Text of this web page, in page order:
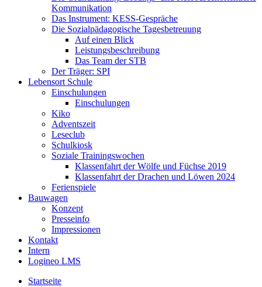
Kommunikation
Das Instrument: KESS-Gespräche
Die Sozialpädagogische Tagesbetreuung
Auf einen Blick
Leistungsbeschreibung
Das Team der STB
Der Träger: SPI
Lebensort Schule
Einschulungen
Einschulungen
Kiko
Adventszeit
Leseclub
Schulkiosk
Soziale Trainingswochen
Klassenfahrt der Wölfe und Füchse 2019
Klassenfahrt der Drachen und Löwen 2024
Ferienspiele
Bauwagen
Konzept
Presseinfo
Impressionen
Kontakt
Intern
Logineo LMS
Startseite